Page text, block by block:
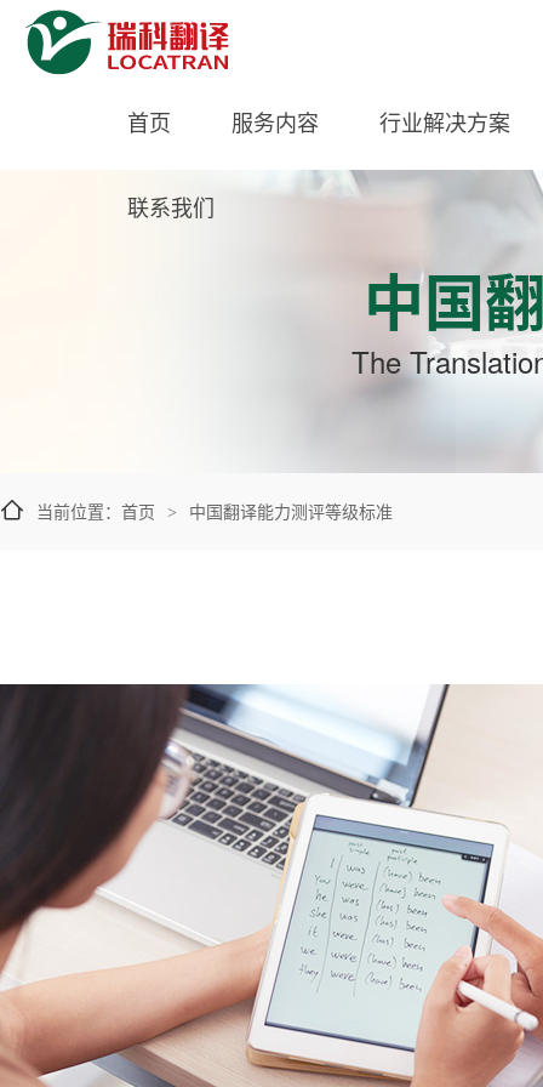
首页 服务内容 行业解决方案
联系我们
中国
The
当前位置： 首页 > 中国翻译能力测评等级标准